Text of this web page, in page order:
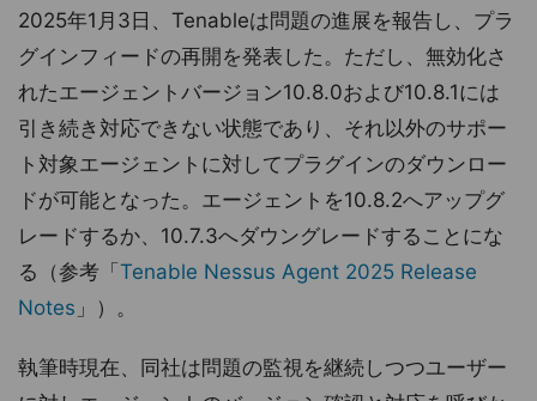
2025年1月3日、Tenableは問題の進展を報告し、プラ
グインフィードの再開を発表した。ただし、無効化さ
れたエージェントバージョン10.8.0および10.8.1には
引き続き対応できない状態であり、それ以外のサポー
ト対象エージェントに対してプラグインのダウンロー
ドが可能となった。エージェントを10.8.2へアップグ
レードするか、10.7.3へダウングレードすることにな
る（参考「 Tenable Nessus Agent 2025 Release
Notes 」）。
執筆時現在、同社は問題の監視を継続しつつユーザー